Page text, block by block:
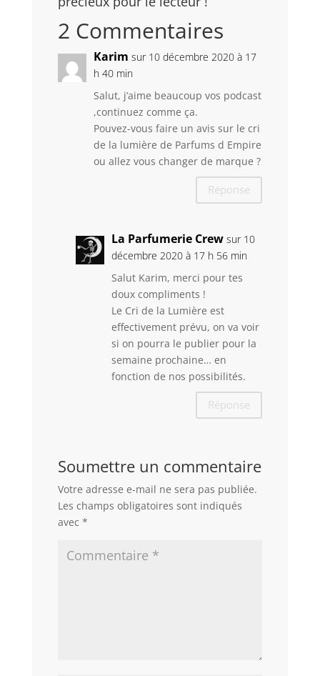
2 Commentaires
Karim sur 10 décembre 2020 à 17
h 40 min
Salut, j’aime beaucoup vos podcast
,continuez comme ça.
Pouvez-vous faire un avis sur le cri
de la lumière de Parfums d Empire
ou allez vous changer de marque ?
Réponse
La Parfumerie Crew sur 10
décembre 2020 à 17 h 56 min
Salut Karim, merci pour tes
doux compliments !
Le Cri de la Lumière est
effectivement prévu, on va voir
si on pourra le publier pour la
semaine prochaine… en
fonction de nos possibilités.
Réponse
Soumettre un commentaire
Votre adresse e-mail ne sera pas publiée.
Les champs obligatoires sont indiqués
avec *